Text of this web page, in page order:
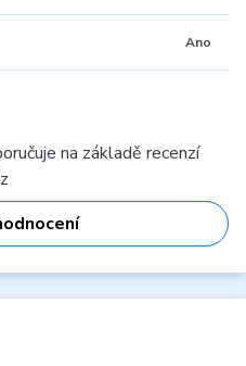
Ano
na základě recenzí